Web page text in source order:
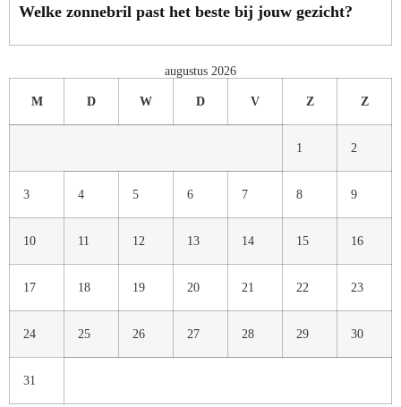
Welke zonnebril past het beste bij jouw gezicht?
augustus 2026
M D W D V Z Z
1 2
3 4 5 6 7 8 9
10 11 12 13 14 15 16
17 18 19 20 21 22 23
24 25 26 27 28 29 30
31